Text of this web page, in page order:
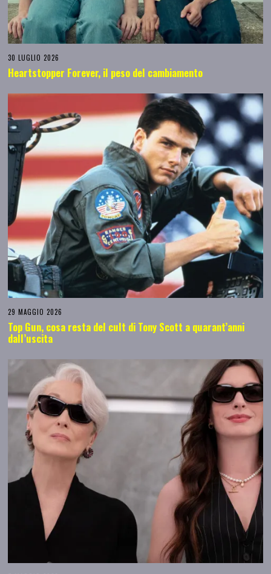
30 LUGLIO 2026
Heartstopper Forever, il peso del cambiamento
29 MAGGIO 2026
Top Gun, cosa resta del cult di Tony Scott a quarant’anni
dall’uscita